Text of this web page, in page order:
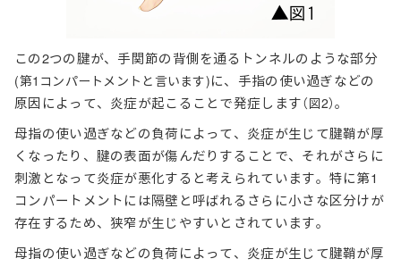
この2つの腱が、手関節の背側を通るトンネルのような部分
(第1コンパートメントと言います)に、手指の使い過ぎなどの
原因によって、炎症が起こることで発症します（図2）。
母指の使い過ぎなどの負荷によって、炎症が生じて腱鞘が厚
くなったり、腱の表面が傷んだりすることで、それがさらに
刺激となって炎症が悪化すると考えられています。特に第1
コンパートメントには隔壁と呼ばれるさらに小さな区分けが
存在するため、狭窄が生じやすいとされています。
母指の使い過ぎなどの負荷によって、炎症が生じて腱鞘が厚